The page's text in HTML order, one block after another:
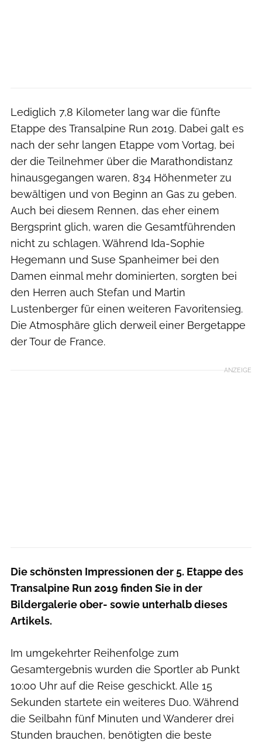
Lediglich 7,8 Kilometer lang war die fünfte
Etappe des Transalpine Run 2019. Dabei galt es
nach der sehr langen Etappe vom Vortag, bei
der die Teilnehmer über die Marathondistanz
hinausgegangen waren, 834 Höhenmeter zu
bewältigen und von Beginn an Gas zu geben.
Auch bei diesem Rennen, das eher einem
Bergsprint glich, waren die Gesamtführenden
nicht zu schlagen. Während Ida-Sophie
Hegemann und Suse Spanheimer bei den
Damen einmal mehr dominierten, sorgten bei
den Herren auch Stefan und Martin
Lustenberger für einen weiteren Favoritensieg.
Die Atmosphäre glich derweil einer Bergetappe
der Tour de France.
ANZEIGE
Die schönsten Impressionen der 5. Etappe des
Transalpine Run 2019 finden Sie in der
Bildergalerie ober- sowie unterhalb dieses
Artikels.
Im umgekehrter Reihenfolge zum
Gesamtergebnis wurden die Sportler ab Punkt
10:00 Uhr auf die Reise geschickt. Alle 15
Sekunden startete ein weiteres Duo. Während
die Seilbahn fünf Minuten und Wanderer drei
Stunden brauchen, benötigten die beste